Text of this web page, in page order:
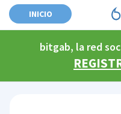
INICIO
bitgab, la red